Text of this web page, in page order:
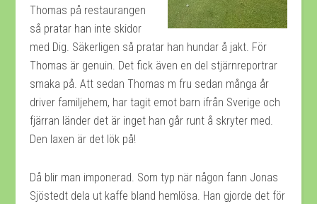
Thomas på restaurangen
så pratar han inte skidor
med Dig. Säkerligen så pratar han hundar å jakt. För
Thomas är genuin. Det fick även en del stjärnreportrar
smaka på. Att sedan Thomas m fru sedan många år
driver familjehem, har tagit emot barn ifrån Sverige och
fjärran länder det är inget han går runt å skryter med.
Den laxen är det lök på!
Då blir man imponerad. Som typ när någon fann Jonas
Sjöstedt dela ut kaffe bland hemlösa. Han gjorde det för